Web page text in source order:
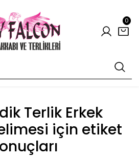
0
Terlik Erkek
için etiket